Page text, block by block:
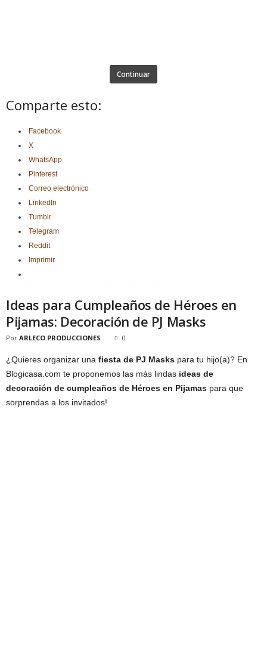
Continuar
Comparte esto:
Facebook
X
WhatsApp
Pinterest
Correo electrónico
LinkedIn
Tumblr
Telegram
Reddit
Imprimir
Ideas para Cumpleaños de Héroes en
Pijamas: Decoración de PJ Masks
Por ARLECO PRODUCCIONES 0
¿Quieres organizar una fiesta de PJ Masks para tu hijo(a)? En
Blogicasa.com te proponemos las más lindas ideas de
decoración de cumpleaños de Héroes en Pijamas para que
sorprendas a los invitados!